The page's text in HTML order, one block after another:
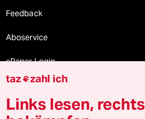
Feedback
Aboservice
ePaper Login
Downloads für Abonnierende
taz zahl ich
Links lesen, rechts